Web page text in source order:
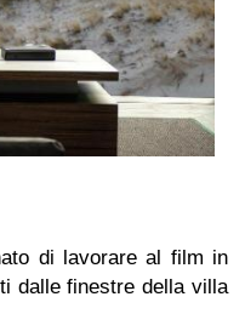
di lavorare al film in
dalle finestre della villa